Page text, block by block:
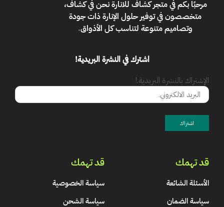
مرحبًا بكم فيمتجر كشاف للانارةنحن في كشاف،
متخصصون في توفير حلول الإنارة ذات جودة
وتصاميم متنوعة لتناسب كل الأذواق.
اشترك في النشرة البريدية!
الإشتراك بالنشرة البريدية.!
قد تهمك
الأسئلة الشائعة
سياسة الضمان
قد تهمك
سياسة الخصوصية
سياسة الشحن